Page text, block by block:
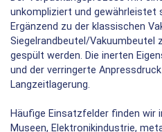
unkompliziert und gewährleistet
Ergänzend zu der klassischen
Siegelrandbeutel/
gespült werden. Die inerten
und der verringerte
Langzeitlagerung.
Häufige Einsatzfelder finden wir
Museen, Elektronikindustrie,